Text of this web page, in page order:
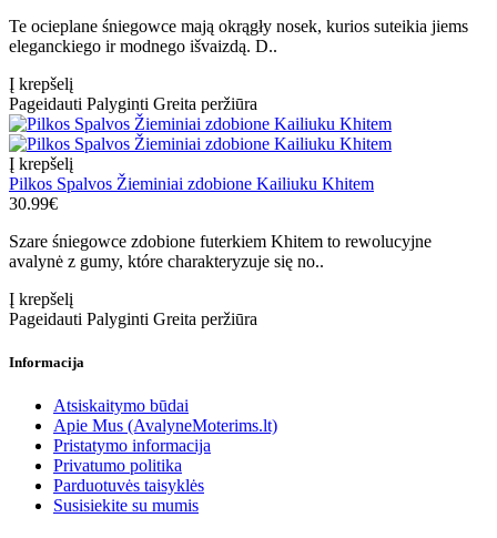
Te ocieplane śniegowce mają okrągły nosek, kurios suteikia jiems
eleganckiego ir modnego išvaizdą. D..
Į krepšelį
Pageidauti Palyginti Greita peržiūra
Į krepšelį
Pilkos Spalvos Žieminiai zdobione Kailiuku Khitem
30.99€
Szare śniegowce zdobione futerkiem Khitem to rewolucyjne
avalynė z gumy, które charakteryzuje się no..
Į krepšelį
Pageidauti Palyginti Greita peržiūra
Informacija
Atsiskaitymo būdai
Apie Mus (AvalyneMoterims.lt)
Pristatymo informacija
Privatumo politika
Parduotuvės taisyklės
Susisiekite su mumis